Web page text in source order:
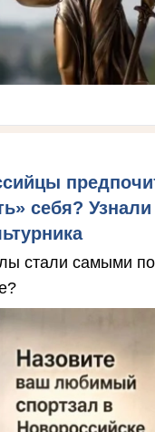
себя?
стали самыми